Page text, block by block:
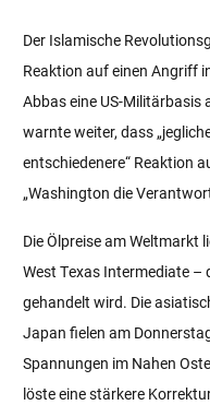
Der Islamische
Reaktion auf einen Angriff
Abbas eine US-Militärbasis
warnte weiter, dass
entschiedenere“ Reaktion
„Washington die
Die Ölpreise am Weltmarkt
West Texas Intermediate –
gehandelt wird. Die
Japan fielen am
Spannungen im Nahen
löste eine stärkere